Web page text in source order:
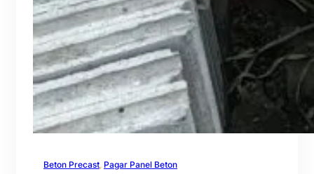
Beton Precast, Pagar Panel Beton